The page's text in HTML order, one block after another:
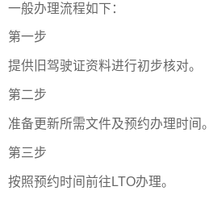
一般办理流程如下：
第一步
提供旧驾驶证资料进行初步核对。
第二步
准备更新所需文件及预约办理时间。
第三步
按照预约时间前往LTO办理。